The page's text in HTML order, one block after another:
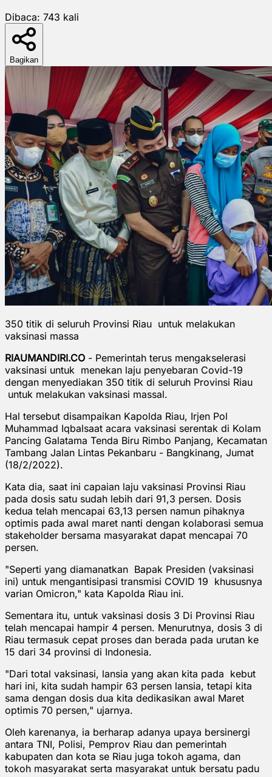
Dibaca: 743 kali
Bagikan
350 titik di seluruh Provinsi Riau untuk melakukan
vaksinasi massa
RIAUMANDIRI.CO - Pemerintah terus mengakselerasi
vaksinasi untuk menekan laju penyebaran Covid-19
dengan menyediakan 350 titik di seluruh Provinsi Riau
untuk melakukan vaksinasi massal.
Hal tersebut disampaikan Kapolda Riau, Irjen Pol
Muhammad Iqbalsaat acara vaksinasi serentak di Kolam
Pancing Galatama Tenda Biru Rimbo Panjang, Kecamatan
Tambang Jalan Lintas Pekanbaru - Bangkinang, Jumat
(18/2/2022).
Kata dia, saat ini capaian laju vaksinasi Provinsi Riau
pada dosis satu sudah lebih dari 91,3 persen. Dosis
kedua telah mencapai 63,13 persen namun pihaknya
optimis pada awal maret nanti dengan kolaborasi semua
stakeholder bersama masyarakat dapat mencapai 70
persen.
"Seperti yang diamanatkan Bapak Presiden (vaksinasi
ini) untuk mengantisipasi transmisi COVID 19 khususnya
varian Omicron," kata Kapolda Riau ini.
Sementara itu, untuk vaksinasi dosis 3 Di Provinsi Riau
telah mencapai hampir 4 persen. Menurutnya, dosis 3 di
Riau termasuk cepat proses dan berada pada urutan ke
15 dari 34 provinsi di Indonesia.
"Dari total vaksinasi, lansia yang akan kita pada kebut
hari ini, kita sudah hampir 63 persen lansia, tetapi kita
sama dengan dosis dua kita dedikasikan awal Maret
optimis 70 persen," ujarnya.
Oleh karenanya, ia berharap adanya upaya bersinergi
antara TNI, Polisi, Pemprov Riau dan pemerintah
kabupaten dan kota se Riau juga tokoh agama, dan
tokoh masyarakat serta masyarakat untuk bersatu padu